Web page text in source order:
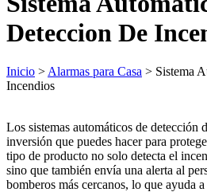
Deteccion De
Inicio > Alarmas para Casa > Sistema
Incendios
Los sistemas automáticos de detección
inversión que puedes hacer para
tipo de producto no solo detecta el
sino que también envía una alerta al
bomberos más cercanos, lo que ayuda